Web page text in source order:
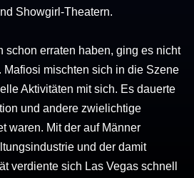
Showgirl-Theatern.
schon erraten haben, ging es nicht
mischten sich in die Szene
Aktivitäten mit sich. Es dauerte
und andere zwielichtige
waren. Mit der auf Männer
und der damit
verdiente sich Las Vegas schnell